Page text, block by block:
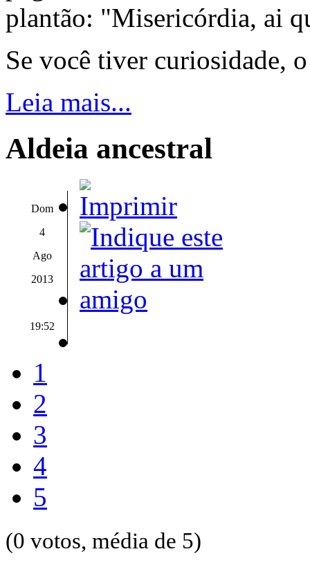
plantão: "Misericórdia, ai
Se você tiver curiosidade,
Leia mais...
Aldeia ancestral
Dom
4
Ago
2013
19:52
1
2
3
4
5
(0 votos, média de 5)